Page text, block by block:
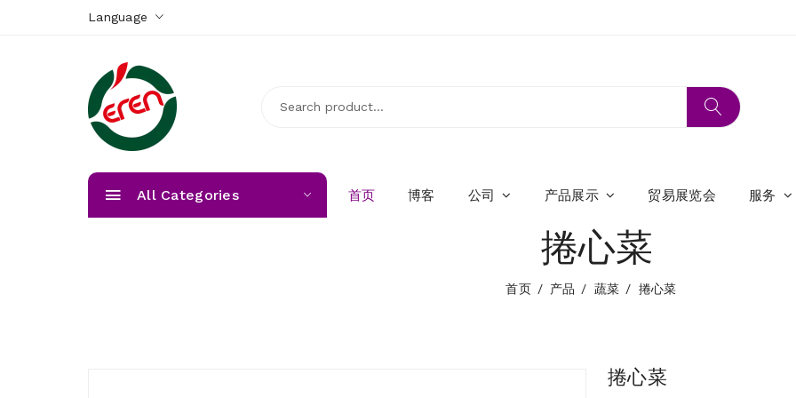
Language
All Categories 首页 博客 公司 产品展示 贸易展览会 服务
捲心菜
首页 产品 蔬菜 捲心菜
捲心菜